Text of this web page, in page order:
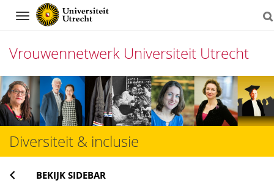
Navigation
Vrouwennetwerk Universiteit Utrecht
Direct
naar
het
inhoud
Diversiteit & inclusie
BEKIJK SIDEBAR